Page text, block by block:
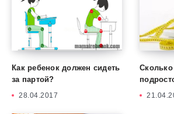
Как ребенок должен сидеть
за партой?
28.04.2017